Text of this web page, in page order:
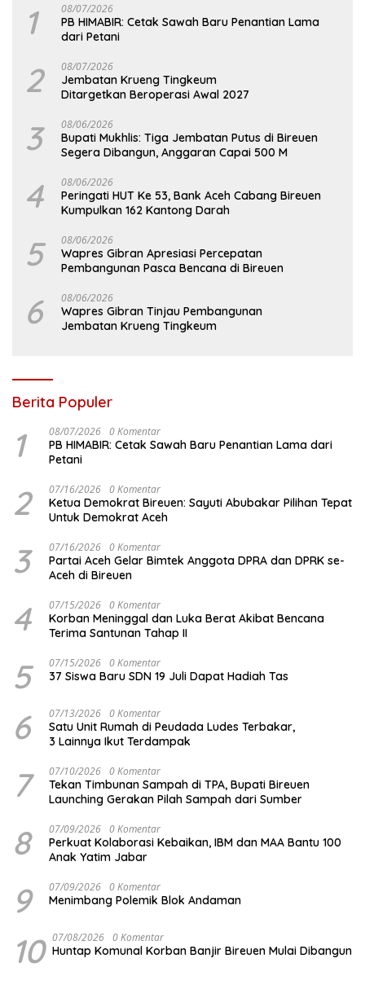
1 08/07/2026
PB HIMABIR: Cetak Sawah Baru Penantian Lama
dari Petani
2 08/07/2026
Jembatan Krueng Tingkeum
Ditargetkan Beroperasi Awal 2027
3 08/06/2026
Bupati Mukhlis: Tiga Jembatan Putus di Bireuen
Segera Dibangun, Anggaran Capai 500 M
4 08/06/2026
Peringati HUT Ke 53, Bank Aceh Cabang Bireuen
Kumpulkan 162 Kantong Darah
5 08/06/2026
Wapres Gibran Apresiasi Percepatan
Pembangunan Pasca Bencana di Bireuen
6 08/06/2026
Wapres Gibran Tinjau Pembangunan
Jembatan Krueng Tingkeum
Berita Populer
1 08/07/2026 0 Komentar
PB HIMABIR: Cetak Sawah Baru Penantian Lama dari
Petani
2 07/16/2026 0 Komentar
Ketua Demokrat Bireuen: Sayuti Abubakar Pilihan Tepat
Untuk Demokrat Aceh
3 07/16/2026 0 Komentar
Partai Aceh Gelar Bimtek Anggota DPRA dan DPRK se-
Aceh di Bireuen
4 07/15/2026 0 Komentar
Korban Meninggal dan Luka Berat Akibat Bencana
Terima Santunan Tahap II
5 07/15/2026 0 Komentar
37 Siswa Baru SDN 19 Juli Dapat Hadiah Tas
6 07/13/2026 0 Komentar
Satu Unit Rumah di Peudada Ludes Terbakar,
3 Lainnya Ikut Terdampak
7 07/10/2026 0 Komentar
Tekan Timbunan Sampah di TPA, Bupati Bireuen
Launching Gerakan Pilah Sampah dari Sumber
8 07/09/2026 0 Komentar
Perkuat Kolaborasi Kebaikan, IBM dan MAA Bantu 100
Anak Yatim Jabar
9 07/09/2026 0 Komentar
Menimbang Polemik Blok Andaman
10 07/08/2026 0 Komentar
Huntap Komunal Korban Banjir Bireuen Mulai Dibangun